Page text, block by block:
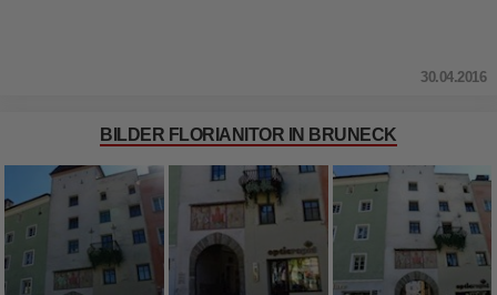
30.04.2016
BILDER FLORIANITOR IN BRUNECK